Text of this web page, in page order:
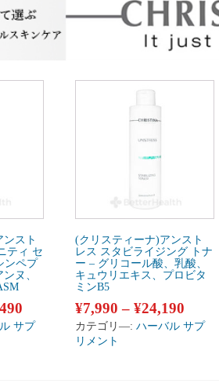
スト
ティ セ
ンペプ
ヌ、
サプ
(クリスティーナ)アンスト
レス スタビライジング トナ
ー – グリコール酸、乳酸、
キュウリエキス、プロビタ
ミンB5
¥7,990 –¥24,190
カテゴリ―:ハーバル サプ
リメント